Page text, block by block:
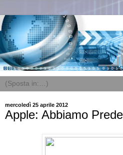
mercoledì 25 aprile 2012
Apple: Abbiamo